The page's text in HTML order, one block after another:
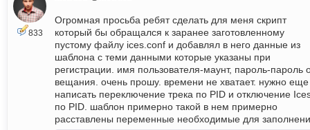
833
Огромная просьба ребят сделать для меня скрипт
который бы обращался к заранее заготовленному
пустому файлу ices.conf и добавлял в него данные из
шаблона с теми данными которые указаны при
регистрации. имя пользователя-маунт, пароль-пароль
вещания. очень прошу. времени не хватает. нужно еще
написать переключение трека по PID и отключение
по PID. шаблон примерно такой в нем примерно
расставлены переменные необходимые для